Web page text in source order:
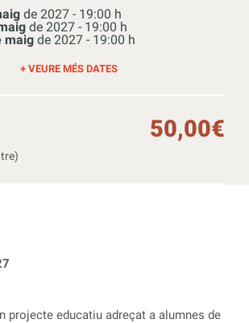
de 2027 - 19:00 h
de 2027 - 19:00 h
maig de 2027 - 19:00 h
+ VEURE MÉS DATES
50,00€
projecte educatiu adreçat a alumnes de